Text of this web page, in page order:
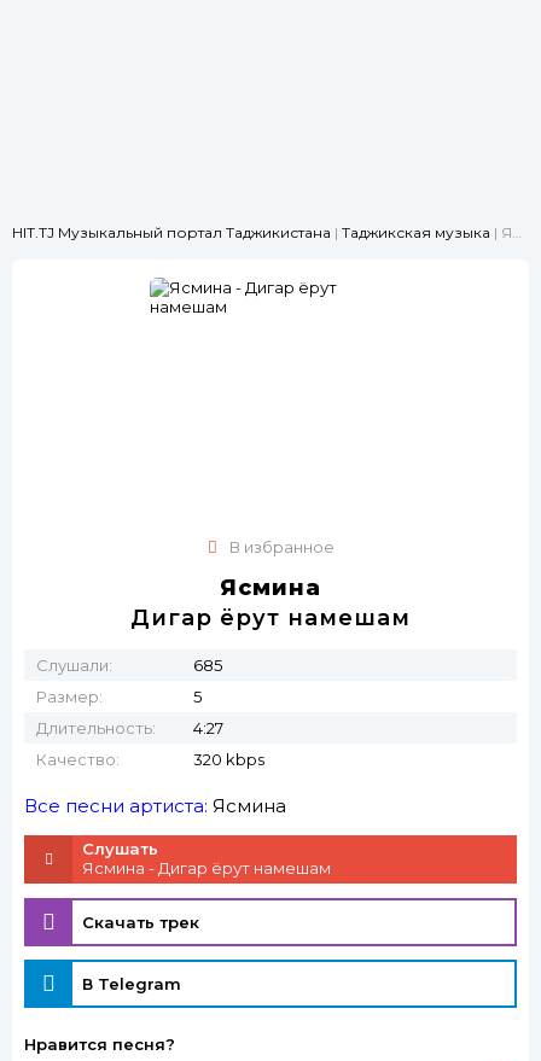
HIT.TJ Музыкальный портал Таджикистана | Таджикская музыка | Ясмина - Дигар ёрут намешам
В избранное
Ясмина
Дигар ёрут намешам
Слушали:
685
Размер:
5
Длительность:
4:27
Качество:
320 kbps
Все песни артиста: Ясмина
Слушать
Ясмина - Дигар ёрут намешам
Скачать трек
В Telegram
Нравится песня?